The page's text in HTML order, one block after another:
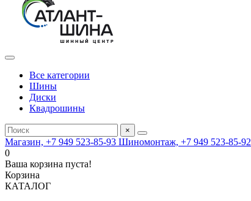
Все категории
Шины
Диски
Квадрошины
×
Магазин, +7 949 523-85-93 Шиномонтаж, +7 949 523-85-92
0
Ваша корзина пуста!
Корзина
КАТАЛОГ